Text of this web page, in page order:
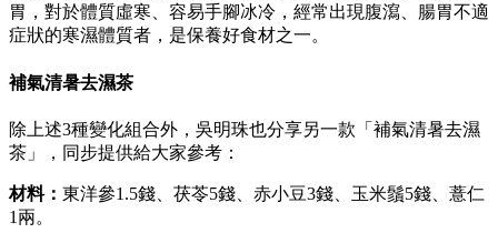
胃，對於體質虛寒、容易手腳冰冷，經常出現腹瀉、腸胃不適
症狀的寒濕體質者，是保養好食材之一。
補氣清暑去濕茶
除上述3種變化組合外，吳明珠也分享另一款「補氣清暑去濕
茶」，同步提供給大家參考：
材料： 東洋參1.5錢、茯苓5錢、赤小豆3錢、玉米鬚5錢、薏仁
1兩。